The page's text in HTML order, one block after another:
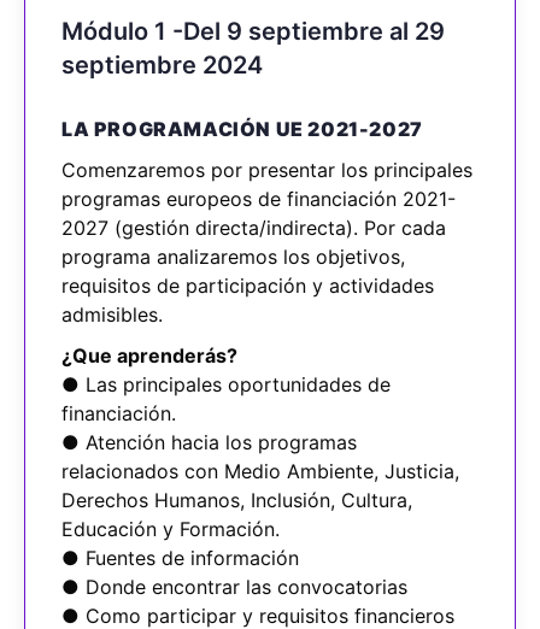
Módulo 1 -Del 9 septiembre al 29
septiembre 2024
LA PROGRAMACIÓN UE 2021-2027
Comenzaremos por presentar los principales
programas europeos de financiación 2021-
2027 (gestión directa/indirecta). Por cada
programa analizaremos los objetivos,
requisitos de participación y actividades
admisibles.
¿Que aprenderás?
● Las principales oportunidades de
financiación.
● Atención hacia los programas
relacionados con Medio Ambiente, Justicia,
Derechos Humanos, Inclusión, Cultura,
Educación y Formación.
● Fuentes de información
● Donde encontrar las convocatorias
● Como participar y requisitos financieros